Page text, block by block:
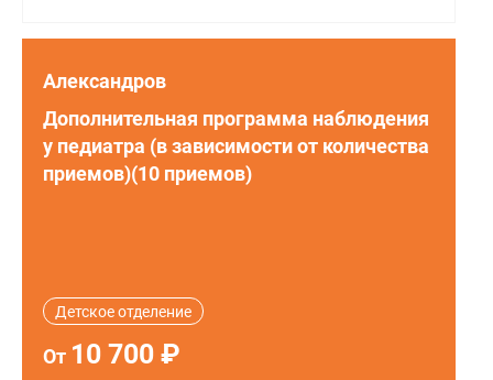
Александров
Дополнительная программа наблюдения
у педиатра (в зависимости от количества
приемов)(10 приемов)
Детское отделение
От 10 700 ₽